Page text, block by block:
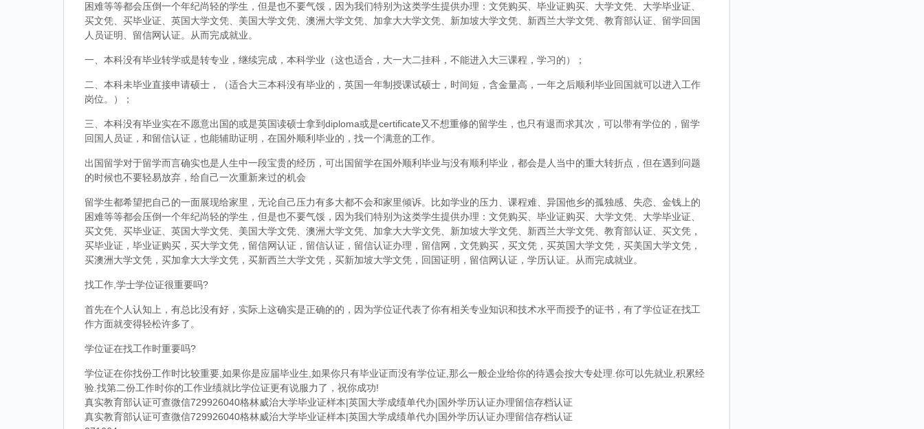
困难等等都会压倒一个年纪尚轻的学生，但是也不要气馁，因为我们特别为这类学生提供办理：文凭购买、毕业证购买、大学文凭、大学毕业证、
买文凭、买毕业证、英国大学文凭、美国大学文凭、澳洲大学文凭、加拿大大学文凭、新加坡大学文凭、新西兰大学文凭、教育部认证、留学回国
人员证明、留信网认证。从而完成就业。
一、本科没有毕业转学或是转专业，继续完成，本科学业（这也适合，大一大二挂科，不能进入大三课程，学习的）；
二、本科未毕业直接申请硕士，（适合大三本科没有毕业的，英国一年制授课试硕士，时间短，含金量高，一年之后顺利毕业回国就可以进入工作
岗位。）；
三、本科没有毕业实在不愿意出国的或是英国读硕士拿到diploma或是certificate又不想重修的留学生，也只有退而求其次，可以带有学位的，留学
回国人员证，和留信认证，也能辅助证明，在国外顺利毕业的，找一个满意的工作。
出国留学对于留学而言确实也是人生中一段宝贵的经历，可出国留学在国外顺利毕业与没有顺利毕业，都会是人当中的重大转折点，但在遇到问题
的时候也不要轻易放弃，给自己一次重新来过的机会
留学生都希望把自己的一面展现给家里，无论自己压力有多大都不会和家里倾诉。比如学业的压力、课程难、异国他乡的孤独感、失恋、金钱上的
困难等等都会压倒一个年纪尚轻的学生，但是也不要气馁，因为我们特别为这类学生提供办理：文凭购买、毕业证购买、大学文凭、大学毕业证、
买文凭、买毕业证、英国大学文凭、美国大学文凭、澳洲大学文凭、加拿大大学文凭、新加坡大学文凭、新西兰大学文凭、教育部认证、买文凭，
买毕业证，毕业证购买，买大学文凭，留信网认证，留信认证，留信认证办理，留信网，文凭购买，买文凭，买英国大学文凭，买美国大学文凭，
买澳洲大学文凭，买加拿大大学文凭，买新西兰大学文凭，买新加坡大学文凭，回国证明，留信网认证，学历认证。从而完成就业。
找工作,学士学位证很重要吗?
首先在个人认知上，有总比没有好，实际上这确实是正确的的，因为学位证代表了你有相关专业知识和技术水平而授予的证书，有了学位证在找工
作方面就变得轻松许多了。
学位证在找工作时重要吗?
学位证在你找份工作时比较重要,如果你是应届毕业生,如果你只有毕业证而没有学位证,那么一般企业给你的待遇会按大专处理.你可以先就业,积累经
验.找第二份工作时你的工作业绩就比学位证更有说服力了，祝你成功!
真实教育部认证可查微信729926040格林威治大学毕业证样本|英国大学成绩单代办|国外学历认证办理留信存档认证
真实教育部认证可查微信729926040格林威治大学毕业证样本|英国大学成绩单代办|国外学历认证办理留信存档认证